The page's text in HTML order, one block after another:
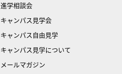
進学相談会
キャンパス見学会
キャンパス自由見学
キャンパス見学について
メールマガジン